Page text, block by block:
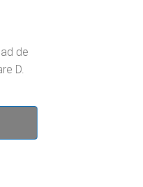
de
D.